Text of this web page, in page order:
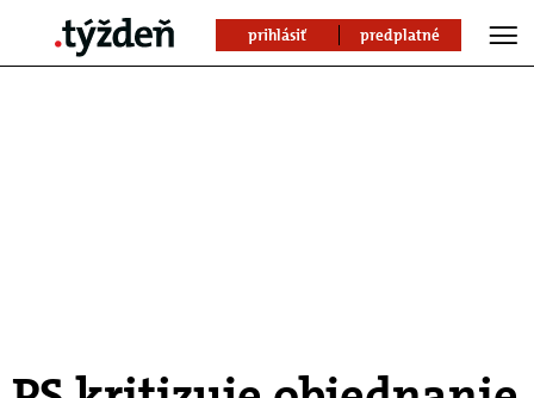
prihlásiť predplatné